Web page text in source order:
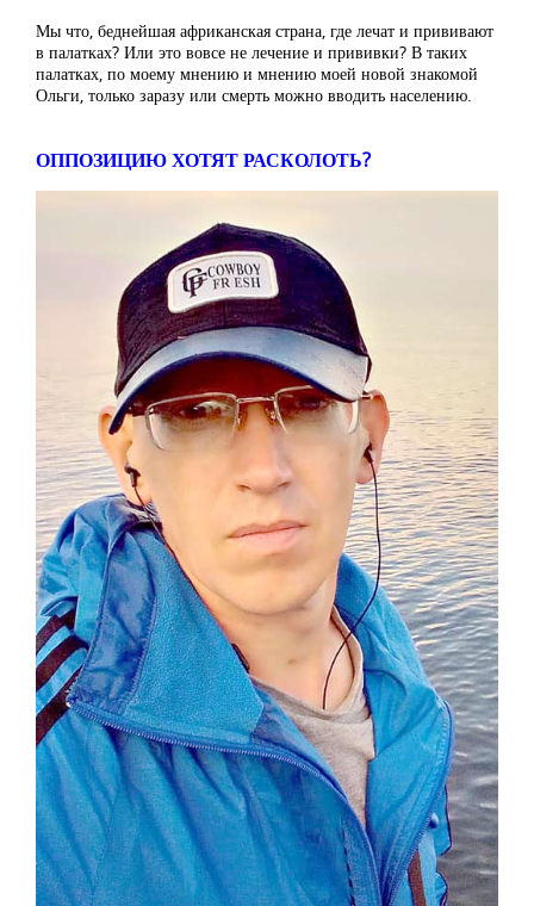
Мы что, беднейшая африканская страна, где лечат и прививают
в палатках? Или это вовсе не лечение и прививки? В таких
палатках, по моему мнению и мнению моей новой знакомой
Ольги, только заразу или смерть можно вводить населению.
ОППОЗИЦИЮ ХОТЯТ РАСКОЛОТЬ?